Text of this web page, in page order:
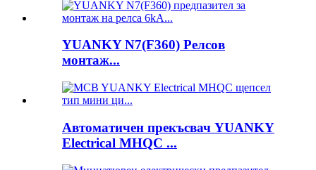
YUANKY N7(F360) Релсов
монтаж...
Автоматичен прекъсвач YUANKY
Electrical MHQC ...